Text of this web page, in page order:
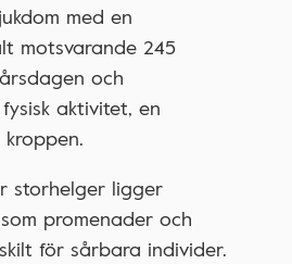
med en
motsvarande 245
och
aktivitet, en
storhelger ligger
promenader och
för sårbara individer.